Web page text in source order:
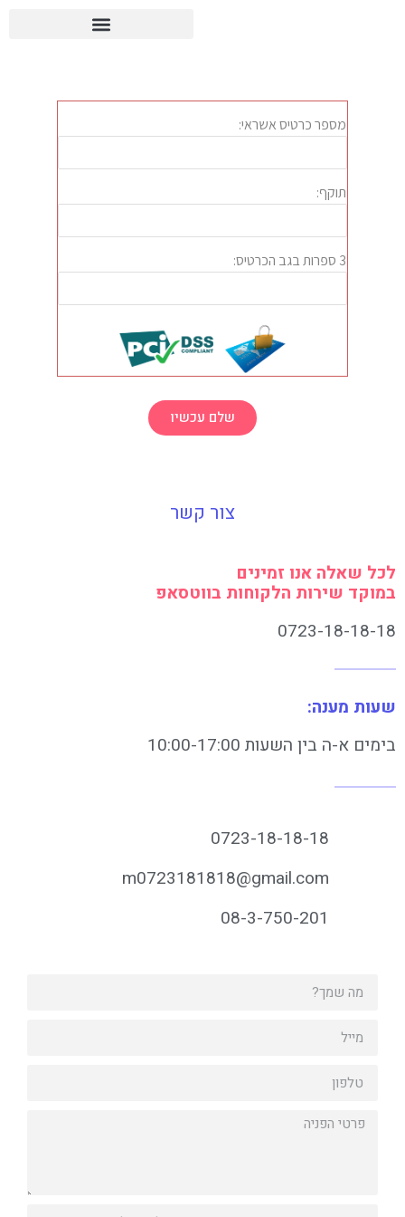
שלם עכשיו
צור קשר
לכל שאלה אנו זמינים
במוקד שירות הלקוחות בווטסאפ
0723-18-18-18
שעות מענה:
בימים א-ה בין השעות 10:00-17:00
0723-18-18-18
m0723181818@gmail.com
08-3-750-201